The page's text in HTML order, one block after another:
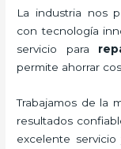
La industria nos
con tecnología
servicio para
permite ahorrar
Trabajamos de la
resultados
excelente servicio